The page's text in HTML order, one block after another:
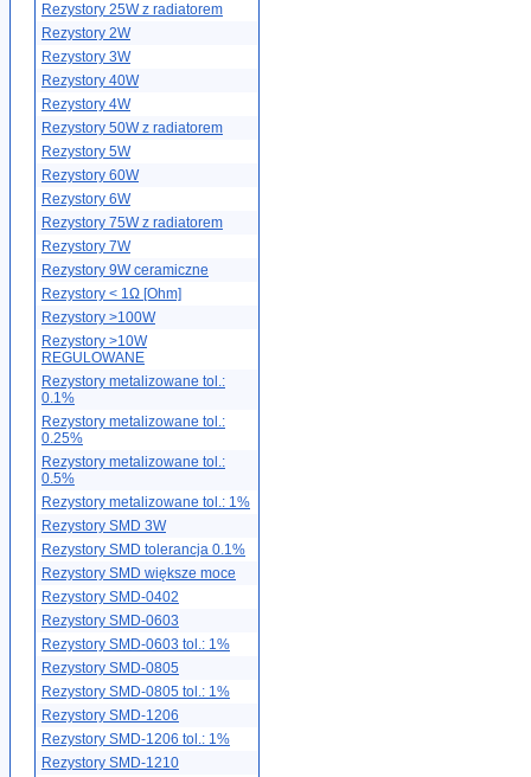
Rezystory 25W z radiatorem
Rezystory 2W
Rezystory 3W
Rezystory 40W
Rezystory 4W
Rezystory 50W z radiatorem
Rezystory 5W
Rezystory 60W
Rezystory 6W
Rezystory 75W z radiatorem
Rezystory 7W
Rezystory 9W ceramiczne
Rezystory < 1Ω [Ohm]
Rezystory >100W
Rezystory >10W
REGULOWANE
Rezystory metalizowane tol.:
0.1%
Rezystory metalizowane tol.:
0.25%
Rezystory metalizowane tol.:
0.5%
Rezystory metalizowane tol.: 1%
Rezystory SMD 3W
Rezystory SMD tolerancja 0.1%
Rezystory SMD większe moce
Rezystory SMD-0402
Rezystory SMD-0603
Rezystory SMD-0603 tol.: 1%
Rezystory SMD-0805
Rezystory SMD-0805 tol.: 1%
Rezystory SMD-1206
Rezystory SMD-1206 tol.: 1%
Rezystory SMD-1210